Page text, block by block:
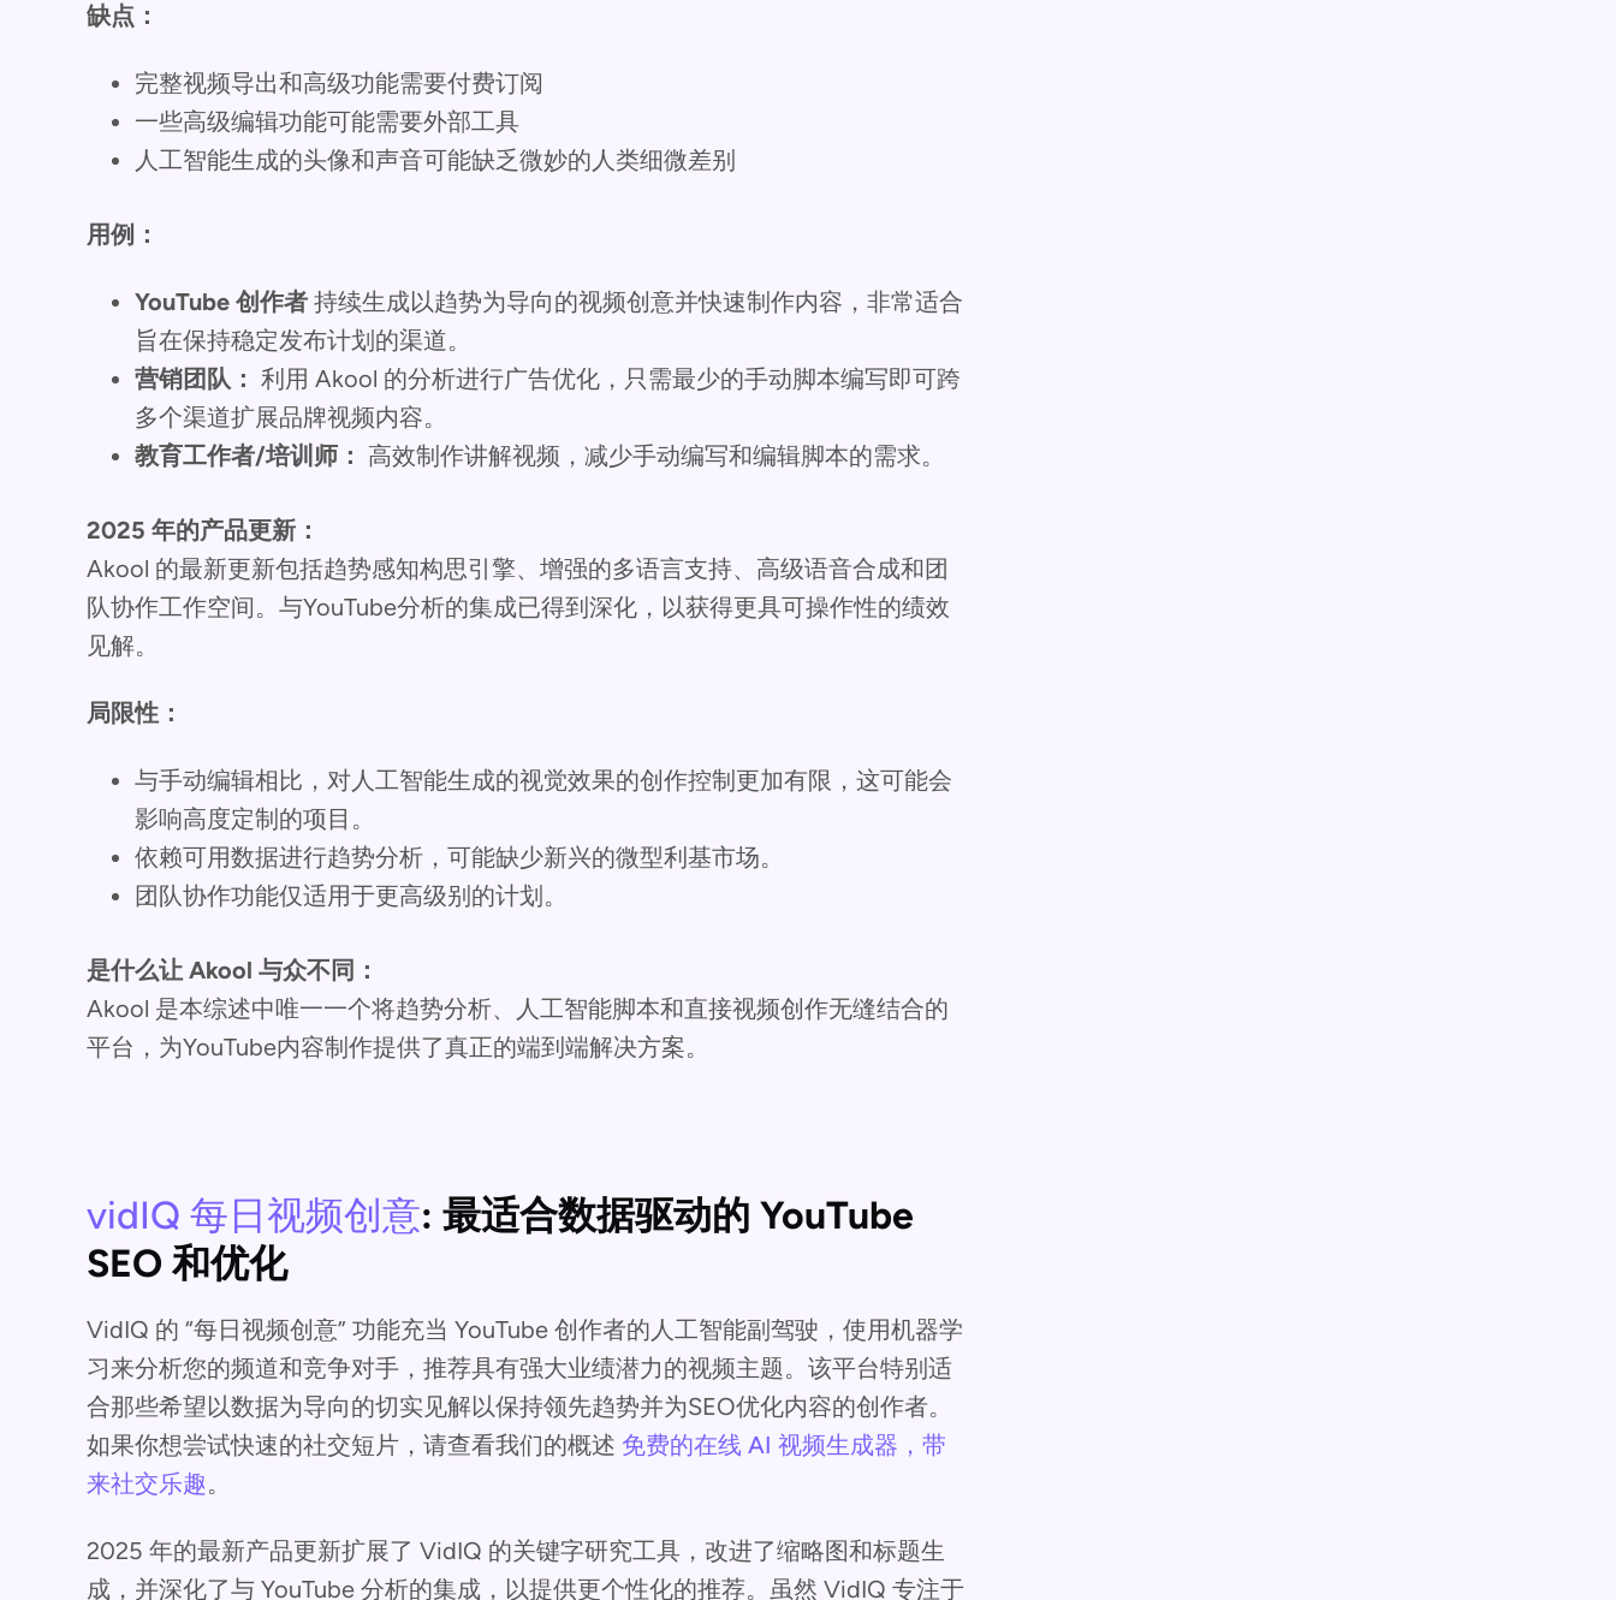
缺点：
完整视频导出和高级功能需要付费订阅
一些高级编辑功能可能需要外部工具
人工智能生成的头像和声音可能缺乏微妙的人类细微差别
用例：
YouTube 创作者 持续生成以趋势为导向的视频创意并快速制作内容，非常适合
旨在保持稳定发布计划的渠道。
营销团队： 利用 Akool 的分析进行广告优化，只需最少的手动脚本编写即可跨
多个渠道扩展品牌视频内容。
教育工作者/培训师： 高效制作讲解视频，减少手动编写和编辑脚本的需求。
2025 年的产品更新：
Akool 的最新更新包括趋势感知构思引擎、增强的多语言支持、高级语音合成和团
队协作工作空间。与YouTube分析的集成已得到深化，以获得更具可操作性的绩效
见解。
局限性：
与手动编辑相比，对人工智能生成的视觉效果的创作控制更加有限，这可能会
影响高度定制的项目。
依赖可用数据进行趋势分析，可能缺少新兴的微型利基市场。
团队协作功能仅适用于更高级别的计划。
是什么让 Akool 与众不同：
Akool 是本综述中唯一一个将趋势分析、人工智能脚本和直接视频创作无缝结合的
平台，为YouTube内容制作提供了真正的端到端解决方案。
vidIQ 每日视频创意: 最适合数据驱动的 YouTube
SEO 和优化
VidIQ 的 “每日视频创意” 功能充当 YouTube 创作者的人工智能副驾驶，使用机器学
习来分析您的频道和竞争对手，推荐具有强大业绩潜力的视频主题。该平台特别适
合那些希望以数据为导向的切实见解以保持领先趋势并为SEO优化内容的创作者。
如果你想尝试快速的社交短片，请查看我们的概述 免费的在线 AI 视频生成器，带
来社交乐趣。
2025 年的最新产品更新扩展了 VidIQ 的关键字研究工具，改进了缩略图和标题生
成，并深化了与 YouTube 分析的集成，以提供更个性化的推荐。虽然 VidIQ 专注于